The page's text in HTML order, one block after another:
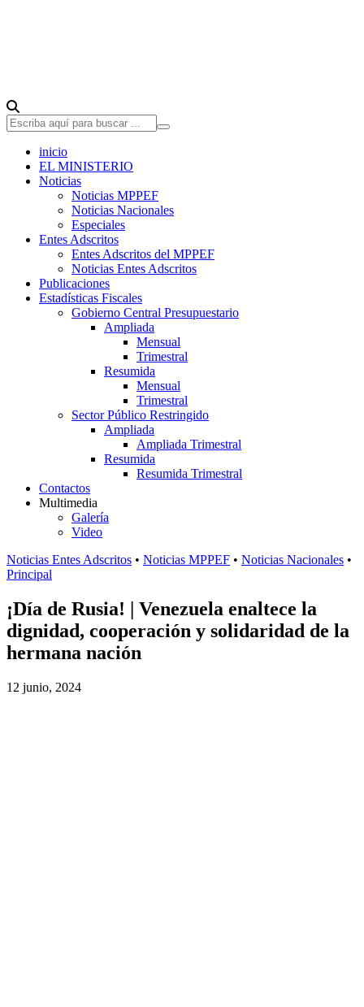
inicio
EL MINISTERIO
Noticias
Noticias MPPEF
Noticias Nacionales
Especiales
Entes Adscritos
Entes Adscritos del MPPEF
Noticias Entes Adscritos
Publicaciones
Estadísticas Fiscales
Gobierno Central Presupuestario
Ampliada
Mensual
Trimestral
Resumida
Mensual
Trimestral
Sector Público Restringido
Ampliada
Ampliada Trimestral
Resumida
Resumida Trimestral
Contactos
Multimedia
Galería
Video
Noticias Entes Adscritos • Noticias MPPEF • Noticias Nacionales •
Principal
¡Día de Rusia! | Venezuela enaltece la
dignidad, cooperación y solidaridad de la
hermana nación
12 junio, 2024